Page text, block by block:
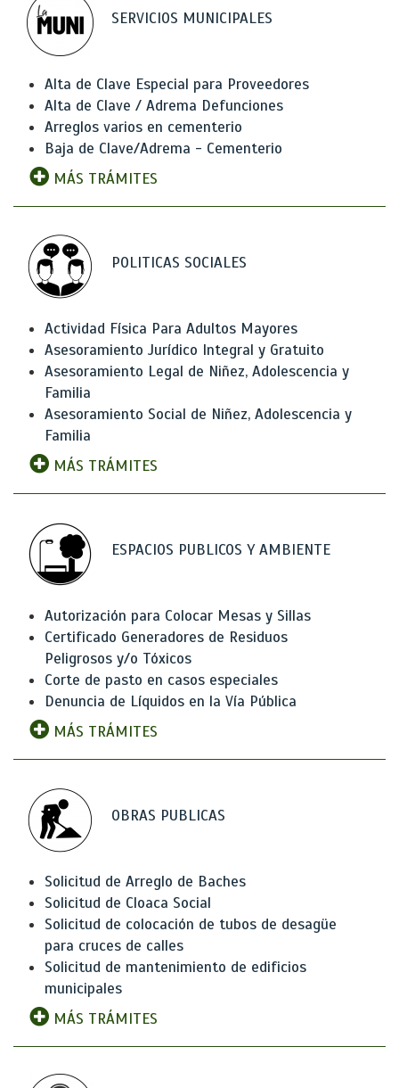
SERVICIOS MUNICIPALES
Alta de Clave Especial para Proveedores
Alta de Clave / Adrema Defunciones
Arreglos varios en cementerio
Baja de Clave/Adrema - Cementerio
MÁS TRÁMITES
POLITICAS SOCIALES
Actividad Física Para Adultos Mayores
Asesoramiento Jurídico Integral y Gratuito
Asesoramiento Legal de Niñez, Adolescencia y
Familia
Asesoramiento Social de Niñez, Adolescencia y
Familia
MÁS TRÁMITES
ESPACIOS PUBLICOS Y AMBIENTE
Autorización para Colocar Mesas y Sillas
Certificado Generadores de Residuos
Peligrosos y/o Tóxicos
Corte de pasto en casos especiales
Denuncia de Líquidos en la Vía Pública
MÁS TRÁMITES
OBRAS PUBLICAS
Solicitud de Arreglo de Baches
Solicitud de Cloaca Social
Solicitud de colocación de tubos de desagüe
para cruces de calles
Solicitud de mantenimiento de edificios
municipales
MÁS TRÁMITES